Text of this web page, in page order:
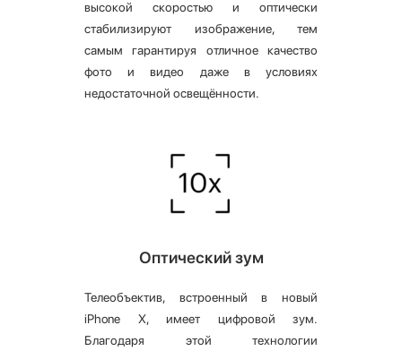
высокой скоростью и оптически
стабилизируют изображение, тем
самым гарантируя отличное качество
фото и видео даже в условиях
недостаточной освещённости.
Оптический зум
Телеобъектив, встроенный в новый
iPhone X, имеет цифровой зум.
Благодаря этой технологии